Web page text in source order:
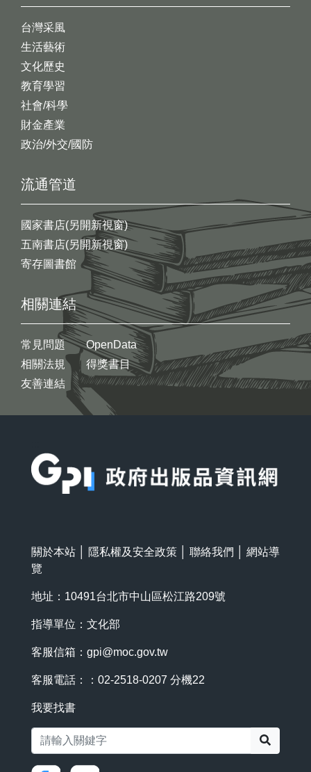
台灣采風
生活藝術
文化歷史
教育學習
社會/科學
財金產業
政治/外交/國防
流通管道
國家書店(另開新視窗)
五南書店(另開新視窗)
寄存圖書館
相關連結
常見問題
相關法規
友善連結
OpenData
得獎書目
關於本站 隱私權及安全政策 聯絡我們
網站導
覽
地址：10491台北市中山區松江路209號
指導單位：文化部
客服信箱： gpi@moc.gov.tw
客服電話：：02-2518-0207 分機22
我要找書